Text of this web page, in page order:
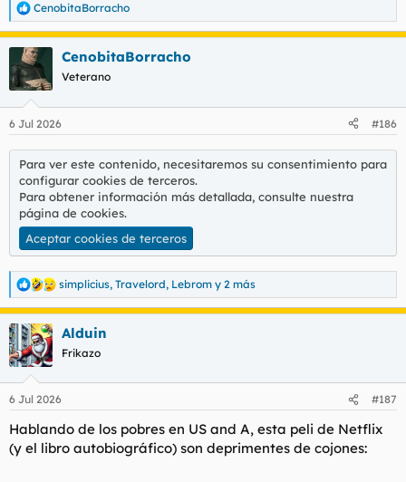
R
e
c
i
e
CenobitaBorracho
CenobitaBorracho
Veterano
6 Jul 2026 #186
Para ver este contenido, necesitaremos su consentimiento para
configurar cookies de terceros.
Para obtener información más detallada, consulte nuestra
página de cookies.
Aceptar cookies de terceros
R
e
a
c
c
i
e
:
simplicius, Travelord, Lebrom y 2 más
Alduin
Frikazo
6 Jul 2026 #187
Hablando de los pobres en US and A, esta peli de Netflix
(y el libro autobiográfico) son deprimentes de cojones: